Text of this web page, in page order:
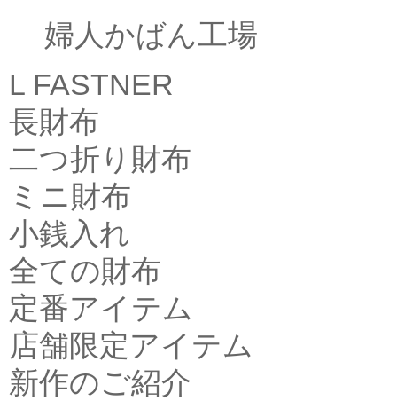
婦人かばん工場
L FASTNER
長財布
二つ折り財布
ミニ財布
小銭入れ
全ての財布
定番アイテム
店舗限定アイテム
新作のご紹介